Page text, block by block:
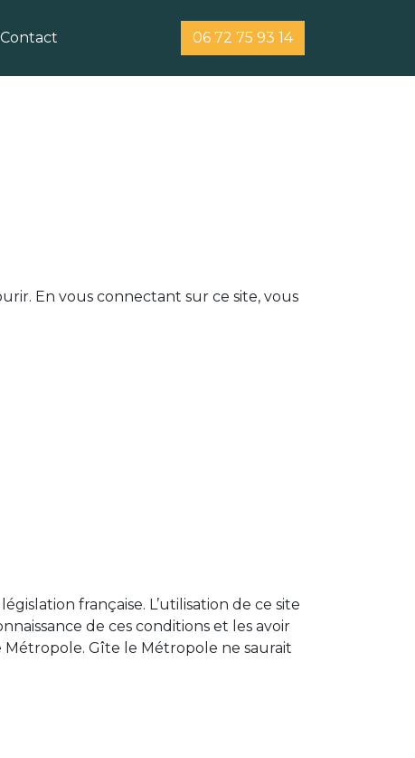
06 72 75 93 14
Contact
En vous connectant sur ce site, vous
française. L’utilisation de ce site
de ces conditions et les avoir
Gîte le Métropole ne saurait